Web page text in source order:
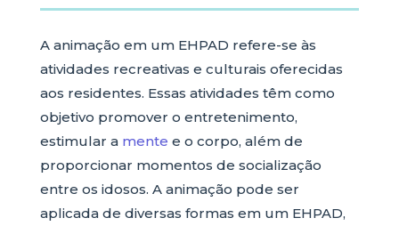
A animação em um EHPAD refere-se às
atividades recreativas e culturais oferecidas
aos residentes. Essas atividades têm como
objetivo promover o entretenimento,
estimular a mente e o corpo, além de
proporcionar momentos de socialização
entre os idosos. A animação pode ser
aplicada de diversas formas em um EHPAD,